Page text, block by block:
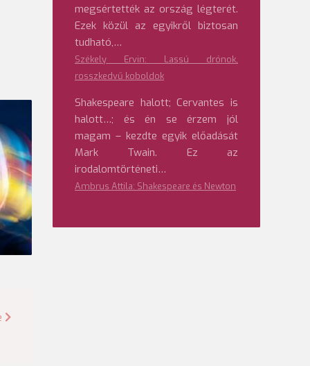
megsértették az ország légterét.
Ezek közül az egyikről biztosan
tudható,…
Székely Ervin: Lassú drónok,
rosszkedvű koboldok
Shakespeare halott; Cervantes is
halott…; és én se érzem jól
magam – kezdte egyik előadását
Mark Twain. Ez az
irodalomtörténeti…
Ambrus Attila: Shakespeare és Newton